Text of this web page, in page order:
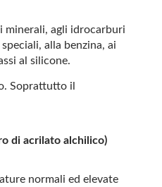
minerali, agli idrocarburi
alla benzina, ai
al silicone.
Soprattutto il
di acrilato alchilico)
normali ed elevate